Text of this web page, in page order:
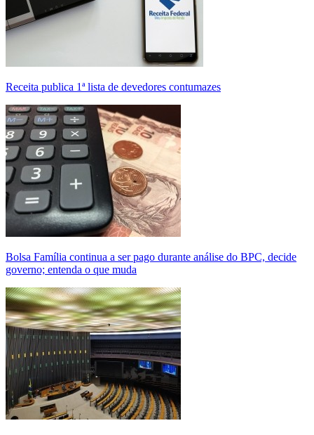
Receita publica 1ª lista de devedores contumazes
Bolsa Família continua a ser pago durante análise do BPC, decide
governo; entenda o que muda